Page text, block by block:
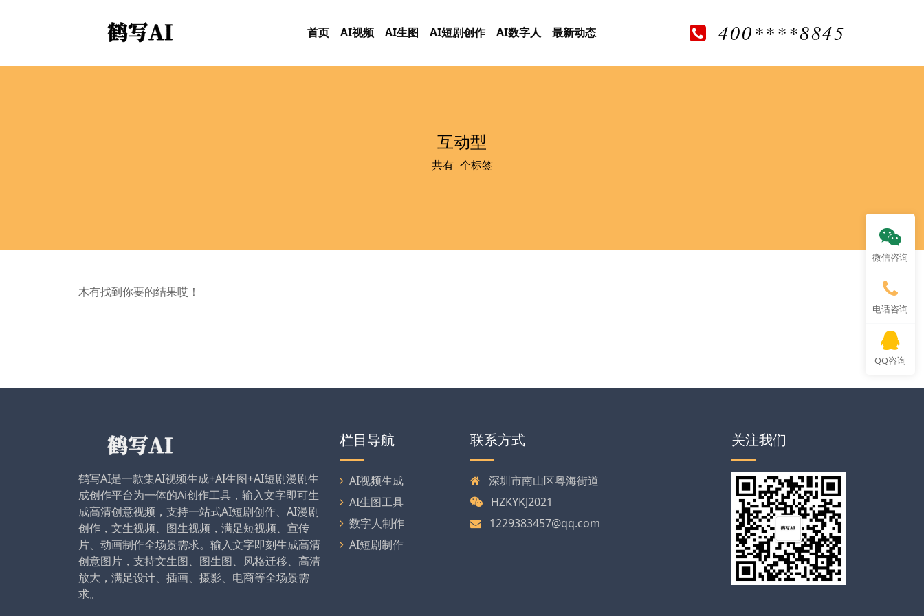
首页 AI视频 AI生图 AI短剧创作 AI数字人 最新动态 400****8845
互动型
共有0 个标签
木有找到你要的结果哎！
鹤写AI是一款集AI视频生成+AI生图+AI短剧漫剧生
成创作平台为一体的Ai创作工具，输入文字即可生
成高清创意视频，支持一站式AI短剧创作、AI漫剧
创作，文生视频、图生视频，满足短视频、宣传
片、动画制作全场景需求。输入文字即刻生成高清
创意图片，支持文生图、图生图、风格迁移、高清
放大，满足设计、插画、摄影、电商等全场景需
求。
栏目导航
AI视频生成
AI生图工具
数字人制作
AI短剧制作
联系方式
深圳市南山区粤海街道
HZKYKJ2021
1229383457@qq.com
关注我们
微信咨询
电话咨询
QQ咨询